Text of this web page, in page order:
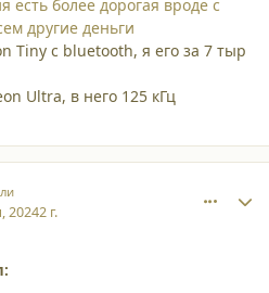
есть более дорогая вроде с
другие деньги
Tiny с bluetooth, я его за 7 тыр
Ultra, в него 125 кГц
20242 г.